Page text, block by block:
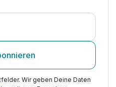
Wir geben Deine Daten